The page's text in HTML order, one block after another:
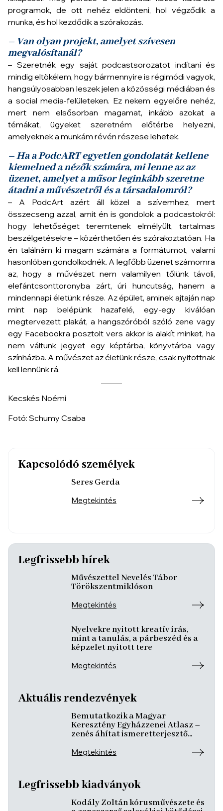
programok, de ott nehéz eldönteni, hol végződik a
munka, és hol kezdődik a szórakozás.
– Van olyan projekt, amelyet szívesen
megvalósítanál?
– Szeretnék egy saját podcastsorozatot indítani és
mindig eltökélem, hogy bármennyire is régimódi vagyok,
hangsúlyosabban leszek jelen a közösségi médiában és
a social media-felületeken. Ez nekem egyelőre nehéz,
mert nem elsősorban magamat, inkább azokat a
témákat, ügyeket szeretném előtérbe helyezni,
amelyeknek a munkám révén részese lehetek.
– Ha a PodcART egyetlen gondolatát kellene
kiemelned a nézők számára, mi lenne az az
üzenet, amelyet a műsor leginkább szeretne
átadni a művészetről és a társadalomról?
– A PodcArt azért áll közel a szívemhez, mert
összecseng azzal, amit én is gondolok a podcastokról:
hogy lehetőséget teremtenek elmélyült, tartalmas
beszélgetésekre – közérthetően és szórakoztatóan. Ha
én találnám ki magam számára a formátumot, valami
hasonlóban gondolkodnék. A legfőbb üzenet számomra
az, hogy a művészet nem valamilyen tőlünk távoli,
elefántcsonttoronyba zárt, úri huncutság, hanem a
mindennapi életünk része. Az épület, aminek ajtaján nap
mint nap belépünk hazafelé, egy-egy kiválóan
megtervezett plakát, a hangszóróból szóló zene vagy
egy Facebookra posztolt vers akkor is alakít minket, ha
nem váltunk jegyet egy képtárba, könyvtárba vagy
színházba. A művészet az életünk része, csak nyitottnak
kell lennünk rá.
Kecskés Noémi
Fotó: Schumy Csaba
Kapcsolódó személyek
Seres Gerda
Megtekintés
Legfrissebb hírek
Művészettel Nevelés Tábor
Törökszentmiklóson
Megtekintés
Nyelvekre nyitott kreatív írás,
mint a tanulás, a párbeszéd és a
képzelet nyitott tere
Megtekintés
Aktuális rendezvények
Bemutatkozik a Magyar
Keresztény Egyházzenei Atlasz –
zenés áhítat ismeretterjesztő
Megtekintés
Legfrissebb kiadványok
Kodály Zoltán kórusművészete és